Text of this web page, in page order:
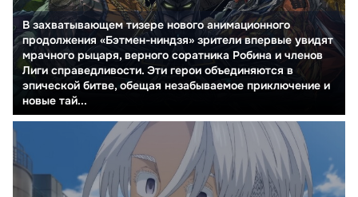
В захватывающем тизере нового анимационного
продолжения «Бэтмен-ниндзя» зрители впервые увидят
мрачного рыцаря, верного соратника Робина и членов
Лиги справедливости. Эти герои объединяются в
эпической битве, обещая незабываемое приключение и
новые тай...